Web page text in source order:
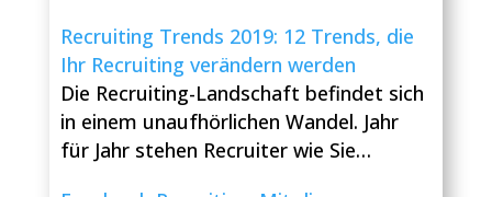
Recruiting Trends 2019: 12 Trends, die
Ihr Recruiting verändern werden
Die Recruiting-Landschaft befindet sich
in einem unaufhörlichen Wandel. Jahr
für Jahr stehen Recruiter wie Sie…